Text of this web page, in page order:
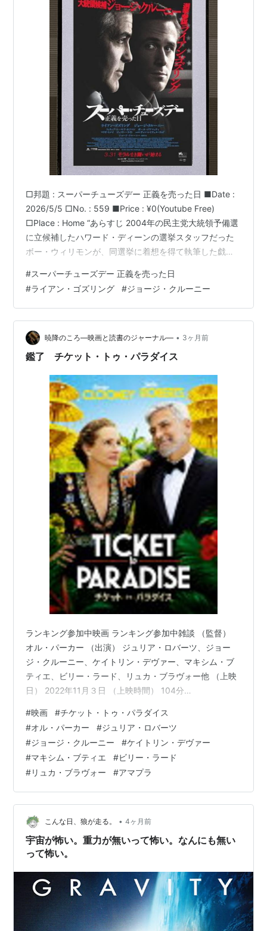
□邦題 : スーパーチューズデー 正義を売った日 ■Date :
2026/5/5 □No. : 559 ■Price : ¥0(Youtube Free)
□Place : Home “あらすじ 2004年の民主党大統領予備選
に立候補したハワード・ディーンの選挙スタッフだった
ボー・ウィリモンが、同選挙に着想を得て執筆した戯曲
映画化。理想に燃える若い政治活動家が選挙戦において
情報操作の責任者を務めていくなかで、政界の汚れた側
面に直面していく姿を描くポリティカルサスペンス。マ
イク・モリス知事の大統領選挙キャンペーンチームで働
くスティーブンは、オハ…
#スーパーチューズデー 正義を売った日
#ライアン・ゴズリング #ジョージ・クルーニー
暁降のころ―映画と読書のジャーナル― • 3ヶ月前
鑑了 チケット・トゥ・パラダイス
ランキング参加中映画 ランキング参加中雑談 （監督）
オル・パーカー （出演） ジュリア・ロバーツ、ジョー
ジ・クルーニー、ケイトリン・デヴァー、マキシム・ブ
ティエ、ビリー・ラード、リュカ・ブラヴォー他 （上映
日） 2022年11月３日 （上映時間） 104分
（参照 Filmarks） 夫婦生活をたった５年で終え、ひとり
娘リリーのためだけに20年間「家族」という関係をつづ
けてきたジョージア（ジュリア・ロバーツ）とデヴィッ
ド（ジョージ・クルーニー）。険悪なムードが漂うふた
りの旅の目的は、卒業旅行先のバリ島で出会ったば…
#映画 #チケット・トゥ・パラダイス
#オル・パーカー #ジュリア・ロバーツ
#ジョージ・クルーニー #ケイトリン・デヴァー
#マキシム・ブティエ #ビリー・ラード
#リュカ・ブラヴォー #アマプラ
こんな日、狼が走る。 • 4ヶ月前
宇宙が怖い。重力が無いって怖い。なんにも無い
って怖い。